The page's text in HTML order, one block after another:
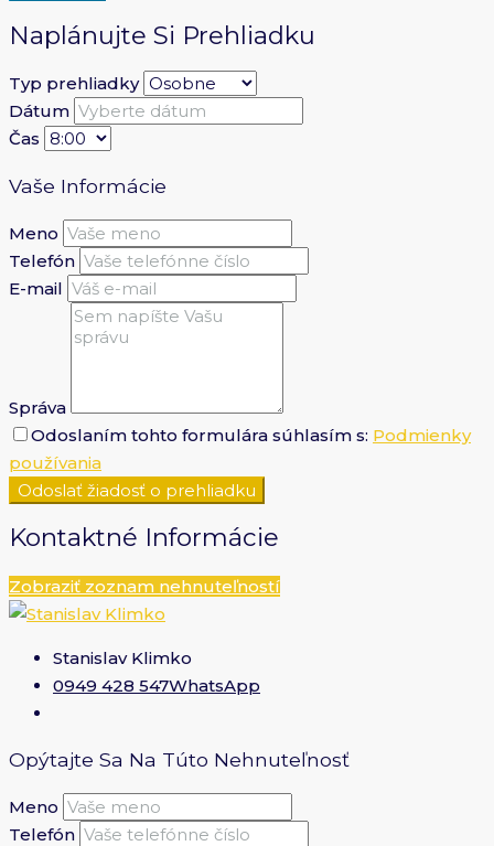
Naplánujte Si Prehliadku
Typ prehliadky
Dátum
Čas
Vaše Informácie
Meno
Telefón
E-mail
Správa
Odoslaním tohto formulára súhlasím s: Podmienky
používania
Odoslať žiadosť o prehliadku
Kontaktné Informácie
Zobraziť zoznam nehnuteľností
Stanislav Klimko
0949 428 547WhatsApp
Opýtajte Sa Na Túto Nehnuteľnosť
Meno
Telefón